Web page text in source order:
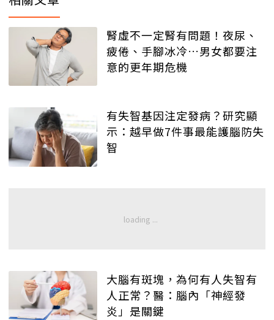
腎虛不一定腎有問題！夜尿、
疲倦、手腳冰冷…男女都要注
意的更年期危機
有失智基因注定發病？研究顯
示：越早做7件事最能護腦防失
智
大腦有斑塊，為何有人失智有
人正常？醫：腦內「神經發
炎」是關鍵